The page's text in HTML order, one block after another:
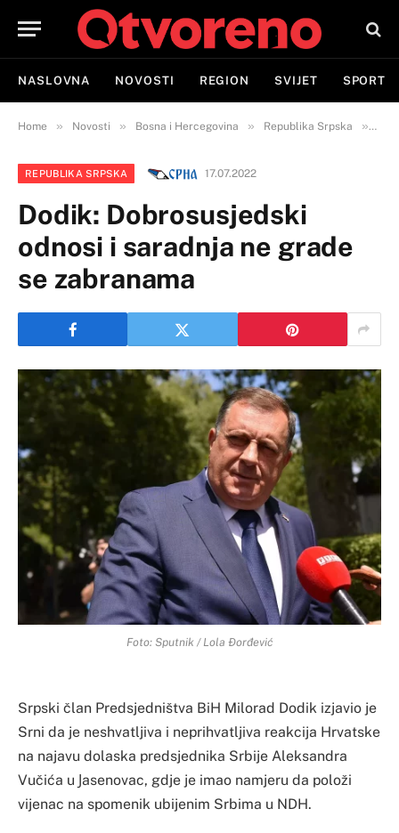
NASLOVNA NOVOSTI REGION SVIJET SPORT
Home » Novosti » Bosna i Hercegovina » Republika Srpska »
REPUBLIKA SRPSKA 17.07.2022
Dodik: Dobrosusjedski
odnosi i saradnja ne grade
se zabranama
Foto: Sputnik / Lola Đorđević
Srpski član Predsjedništva BiH Milorad Dodik izjavio je
Srni da je neshvatljiva i neprihvatljiva reakcija Hrvatske
na najavu dolaska predsjednika Srbije Aleksandra
Vučića u Јasenovac, gdje je imao namjeru da položi
vijenac na spomenik ubijenim Srbima u NDH.